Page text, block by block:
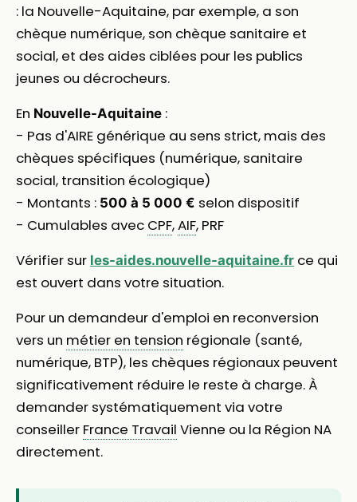
: la Nouvelle-Aquitaine, par exemple, a son
chèque numérique, son chèque sanitaire et
social, et des aides ciblées pour les publics
jeunes ou décrocheurs.
En Nouvelle-Aquitaine :
- Pas d'AIRE générique au sens strict, mais des
chèques spécifiques (numérique, sanitaire
social, transition écologique)
- Montants : 500 à 5 000 € selon dispositif
- Cumulables avec CPF,AIF, PRF
Vérifier sur les-aides.nouvelle-aquitaine.fr ce qui
est ouvert dans votre situation.
Pour un demandeur d'emploi en reconversion
vers un métier en tension régionale (santé,
numérique, BTP), les chèques régionaux peuvent
significativement réduire le reste à charge. À
demander systématiquement via votre
conseiller France Travail Vienne ou la Région NA
directement.